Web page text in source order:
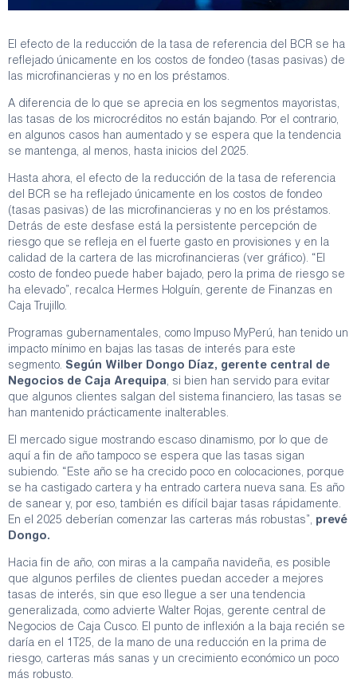
El efecto de la reducción de la tasa de referencia del BCR se ha
reflejado únicamente en los costos de fondeo (tasas pasivas) de
las microfinancieras y no en los préstamos.
A diferencia de lo que se aprecia en los segmentos mayoristas,
las tasas de los microcréditos no están bajando. Por el contrario,
en algunos casos han aumentado y se espera que la tendencia
se mantenga, al menos, hasta inicios del 2025.
Hasta ahora, el efecto de la reducción de la tasa de referencia
del BCR se ha reflejado únicamente en los costos de fondeo
(tasas pasivas) de las microfinancieras y no en los préstamos.
Detrás de este desfase está la persistente percepción de
riesgo que se refleja en el fuerte gasto en provisiones y en la
calidad de la cartera de las microfinancieras (ver gráfico). “El
costo de fondeo puede haber bajado, pero la prima de riesgo se
ha elevado”, recalca Hermes Holguín, gerente de Finanzas en
Caja Trujillo.
Programas gubernamentales, como Impuso MyPerú, han tenido un
impacto mínimo en bajas las tasas de interés para este
segmento. Según Wilber Dongo Díaz, gerente central de
Negocios de Caja Arequipa, si bien han servido para evitar
que algunos clientes salgan del sistema financiero, las tasas se
han mantenido prácticamente inalterables.
El mercado sigue mostrando escaso dinamismo, por lo que de
aquí a fin de año tampoco se espera que las tasas sigan
subiendo. “Este año se ha crecido poco en colocaciones, porque
se ha castigado cartera y ha entrado cartera nueva sana. Es año
de sanear y, por eso, también es difícil bajar tasas rápidamente.
En el 2025 deberían comenzar las carteras más robustas”, prevé
Dongo.
Hacia fin de año, con miras a la campaña navideña, es posible
que algunos perfiles de clientes puedan acceder a mejores
tasas de interés, sin que eso llegue a ser una tendencia
generalizada, como advierte Walter Rojas, gerente central de
Negocios de Caja Cusco. El punto de inflexión a la baja recién se
daría en el 1T25, de la mano de una reducción en la prima de
riesgo, carteras más sanas y un crecimiento económico un poco
más robusto.